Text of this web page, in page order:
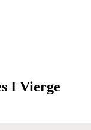
I Vierge